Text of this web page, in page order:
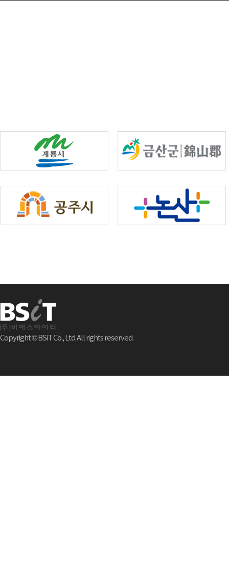
Copyright © BSiT Co., Ltd. All rights reserved.